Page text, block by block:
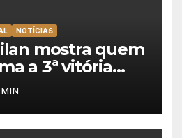
NOTÍCIAS
mostra quem
a 3ª vitória
Volta a